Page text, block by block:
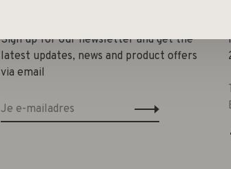
Sign up for our newsletter and get the
latest updates, news and product offers
via email